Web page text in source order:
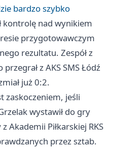
bardzo szybko
kontrolę nad wynikiem
przygotowawczym
rezultatu. Zespół z
z AKS SMSŁódź
już 0:2.
zaskoczeniem, jeśli
wystawił do gry
Akademii Piłkarskiej RKS
przez sztab.